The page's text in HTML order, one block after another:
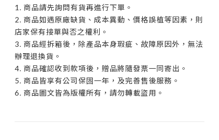
1. 商品請先詢問有貨再進行下單。
2. 商品如遇原廠缺貨、成本異動、價格誤植等因素，則
店家保有接單與否之權利。
3. 商品經拆箱後，除產品本身瑕疵、故障原因外，無法
辦理退換貨。
4. 商品確認收到款項後，贈品將隨發票一同寄出。
5. 商品皆享有公司保固一年，及完善售後服務。
6. 商品圖文皆為版權所有，請勿轉載盜用。